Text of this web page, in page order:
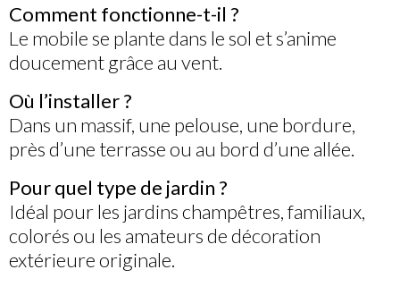
Comment fonctionne-t-il ?
Le mobile se plante dans le sol et s’anime
doucement grâce au vent.
Où l’installer ?
Dans un massif, une pelouse, une bordure,
près d’une terrasse ou au bord d’une allée.
Pour quel type de jardin ?
Idéal pour les jardins champêtres, familiaux,
colorés ou les amateurs de décoration
extérieure originale.